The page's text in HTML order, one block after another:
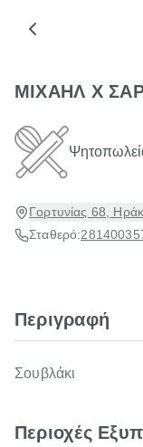
ΜΙΧΑΗΛ Χ
Γορτυνίας 68,
Σταθερό:
Περιγραφή
Σουβλάκι
Περιοχές